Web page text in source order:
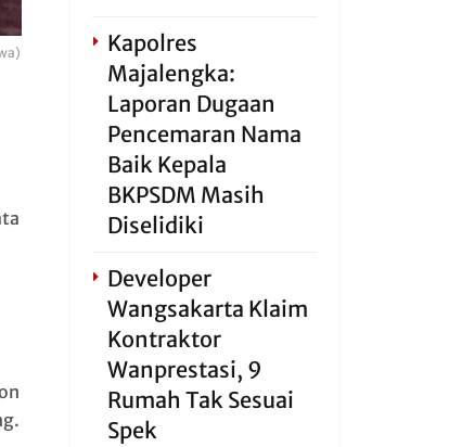
Kapolres
Majalengka:
Laporan Dugaan
Pencemaran Nama
Baik Kepala
BKPSDM Masih
Diselidiki
Developer
Wangsakarta Klaim
Kontraktor
Wanprestasi, 9
Rumah Tak Sesuai
Spek